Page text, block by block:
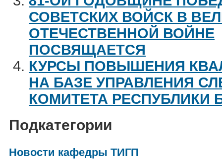
СОВЕТСКИХ ВОЙСК В
ОТЕЧЕСТВЕННОЙ ВОЙНЕ
ПОСВЯЩАЕТСЯ
КУРСЫ ПОВЫШЕНИЯ
НА БАЗЕ УПРАВЛЕНИЯ
КОМИТЕТА РЕСПУБЛИКИ
Подкатегории
Новости кафедры ТИГП